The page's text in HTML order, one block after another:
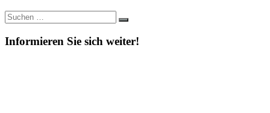
Suche
nach:
Suchen
Informieren Sie sich weiter!